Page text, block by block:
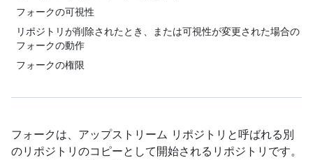
フォークの可視性
リポジトリが削除されたとき、または可視性が変更された場合の
フォークの動作
フォークの権限
フォークは、アップストリーム リポジトリと呼ばれる別
のリポジトリのコピーとして開始されるリポジトリです。